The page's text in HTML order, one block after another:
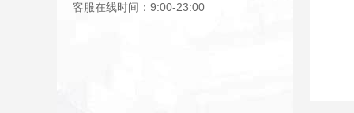
客服在线时间：9:00-23:00